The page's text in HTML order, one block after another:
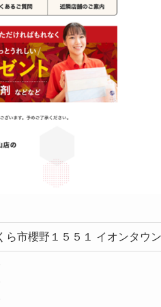
ら市櫻野１５５１ イオンタウ